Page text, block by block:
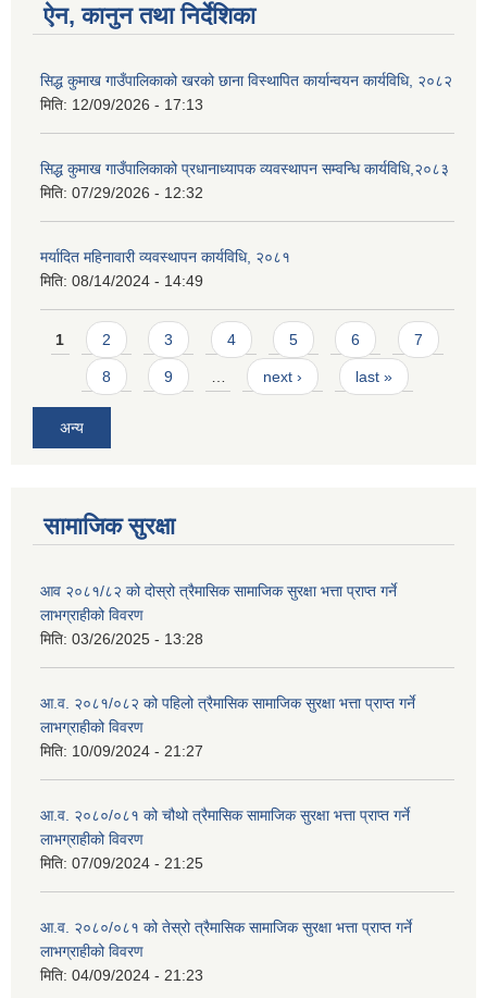
ऐन, कानुन तथा निर्देशिका
सिद्ध कुमाख गाउँपालिकाको खरको छाना विस्थापित कार्यान्वयन कार्यविधि, २०८२
मिति: 12/09/2026 - 17:13
सिद्ध कुमाख गाउँपालिकाको प्रधानाध्यापक व्यवस्थापन सम्वन्धि कार्यविधि,२०८३
मिति: 07/29/2026 - 12:32
मर्यादित महिनावारी व्यवस्थापन कार्यविधि, २०८१
मिति: 08/14/2024 - 14:49
Pages
1 2 3 4 5 6 7
8 9 … next › last »
अन्य
सामाजिक सुरक्षा
आव २०८१/८२ को दोस्रो त्रैमासिक सामाजिक सुरक्षा भत्ता प्राप्त गर्ने
लाभग्राहीको विवरण
मिति: 03/26/2025 - 13:28
आ.व. २०८१/०८२ को पहिलो त्रैमासिक सामाजिक सुरक्षा भत्ता प्राप्त गर्ने
लाभग्राहीको विवरण
मिति: 10/09/2024 - 21:27
आ.व. २०८०/०८१ को चौथो त्रैमासिक सामाजिक सुरक्षा भत्ता प्राप्त गर्ने
लाभग्राहीको विवरण
मिति: 07/09/2024 - 21:25
आ.व. २०८०/०८१ को तेस्रो त्रैमासिक सामाजिक सुरक्षा भत्ता प्राप्त गर्ने
लाभग्राहीको विवरण
मिति: 04/09/2024 - 21:23